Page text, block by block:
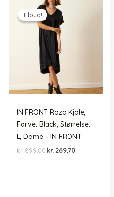
Tilbud!
Tilbud!
IN FRONT Roza Kjole,
Farve: Black, Størrelse:
L, Dame – IN FRONT
kr.899,00 Den
kr. 269,70Den